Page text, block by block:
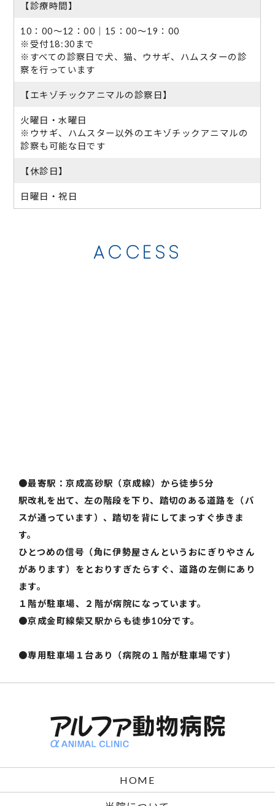
【診療時間】
10：00～12：00｜15：00～19：00
※受付18:30まで
※すべての診察日で犬、猫、ウサギ、ハムスターの診
察を行っています
【エキゾチックアニマルの診察日】
火曜日・水曜日
※ウサギ、ハムスター以外のエキゾチックアニマルの
診察も可能な日です
【休診日】
日曜日・祝日
ACCESS
●最寄駅：京成高砂駅（京成線）から徒歩5分
駅改札を出て、左の階段を下り、踏切のある道路を（バ
スが通っています）、踏切を背にしてまっすぐ歩きま
す。
ひとつめの信号（角に伊勢屋さんというおにぎりやさん
があります）をとおりすぎたらすぐ、道路の左側にあり
ます。
１階が駐車場、２階が病院になっています。
●京成金町線柴又駅からも徒歩10分です。
●専用駐車場１台あり（病院の１階が駐車場です)
HOME